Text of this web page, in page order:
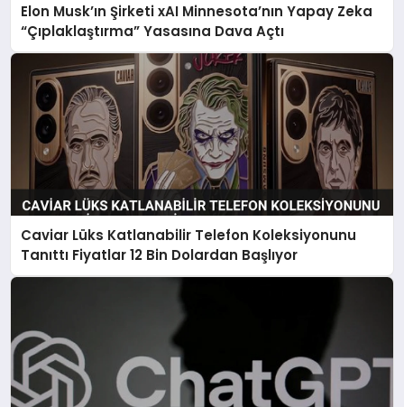
Elon Musk’ın Şirketi xAI Minnesota’nın Yapay Zeka
“Çıplaklaştırma” Yasasına Dava Açtı
Caviar Lüks Katlanabilir Telefon Koleksiyonunu
Tanıttı Fiyatlar 12 Bin Dolardan Başlıyor